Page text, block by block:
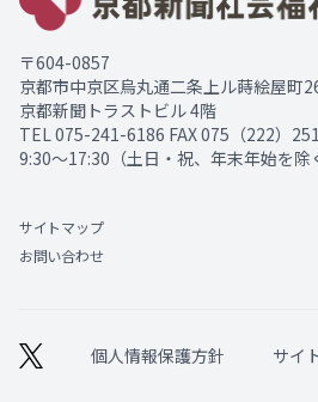
〒604-0857
京都市中京区烏丸通二条上ル蒔絵屋町
京都新聞トラストビル 4階
TEL 075-241-6186 FAX 075（222）
9:30～17:30（土日・祝、年末年始を除
サイトマップ
お問い合わせ
個人情報保護方針 サイ